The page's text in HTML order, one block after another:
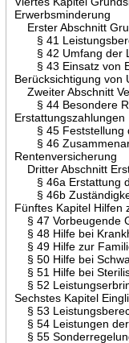
Erwerbsminderung
Erster Abschnitt
§ 41
§ 42 Umfang der
§ 43 Einsatz von
Berücksichtigung von
Zweiter Abschnitt
§ 44 Besondere
Erstattungszahlungen
§ 45 Feststellung
§ 46
Rentenversicherung
Dritter Abschnitt
§ 46a Erstattung
§ 46b
Fünftes Kapitel Hilfen
§ 47 Vorbeugende
§ 48 Hilfe bei
§ 49 Hilfe zur
§ 50 Hilfe bei
§ 51 Hilfe bei
§ 52
Sechstes Kapitel
§ 53
§ 54 Leistungen
§ 55